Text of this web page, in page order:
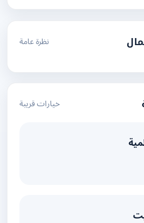
نظرة عامة
خيارات قريبة